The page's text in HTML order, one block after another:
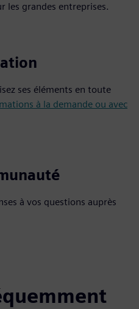
les grandes entreprises.
ses éléments en toute
à la demande ou avec
à vos questions auprès